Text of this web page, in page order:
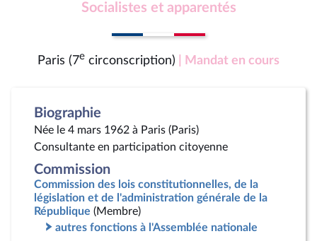
Socialistes et apparentés
Paris (7e circonscription) | Mandat en cours
Biographie
Née le 4 mars 1962 à Paris (Paris)
Consultante en participation citoyenne
Commission
Commission des lois constitutionnelles, de la
législation et de l'administration générale de la
République (Membre)
autres fonctions à l'Assemblée nationale